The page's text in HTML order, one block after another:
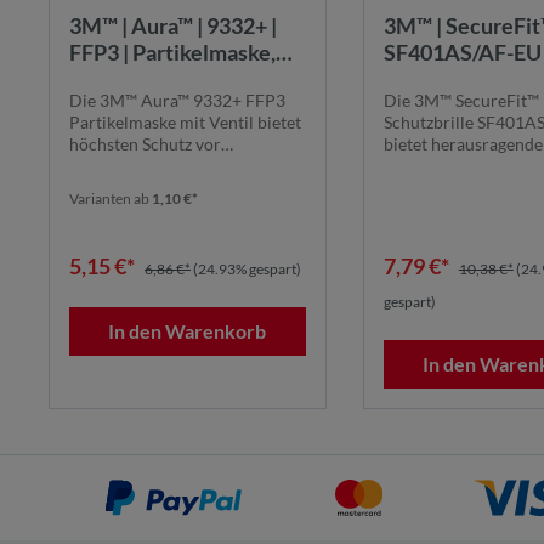
3M™ | Aura™ | 9332+ |
FFP3 | Partikelmaske,
Die 3M™ Aura™ 9332+ FFP3
Partikelmaske mit Ventil bietet
höchsten Schutz vor
Varianten ab 1,10 €*
5,15 €* 6,86 €* (24.93% gespart)
In den Warenkorb
3M™ |
SF401AS/AF-
schwarz/grüne
|Antikratz-/Anti-
Beschichtung
Die 3M™ SecureFit™
Schutzbrille
bietet
7,79 €* 10,38 €*
gespart)
In den